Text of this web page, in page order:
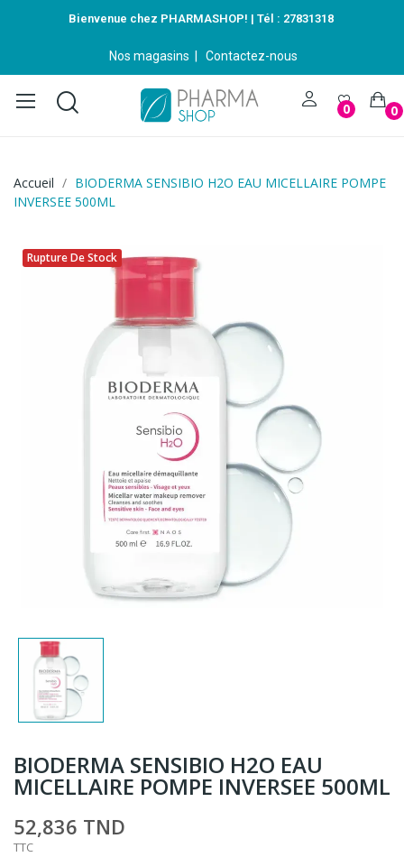
Bienvenue chez PHARMASHOP! | Tél : 27831318
Nos magasins Contactez-nous
0 0
Accueil
BIODERMA SENSIBIO H2O EAU MICELLAIRE POMPE
INVERSEE 500ML
Rupture De Stock
BIODERMA SENSIBIO H2O EAU
MICELLAIRE POMPE INVERSEE 500ML
52,836 TND
TTC